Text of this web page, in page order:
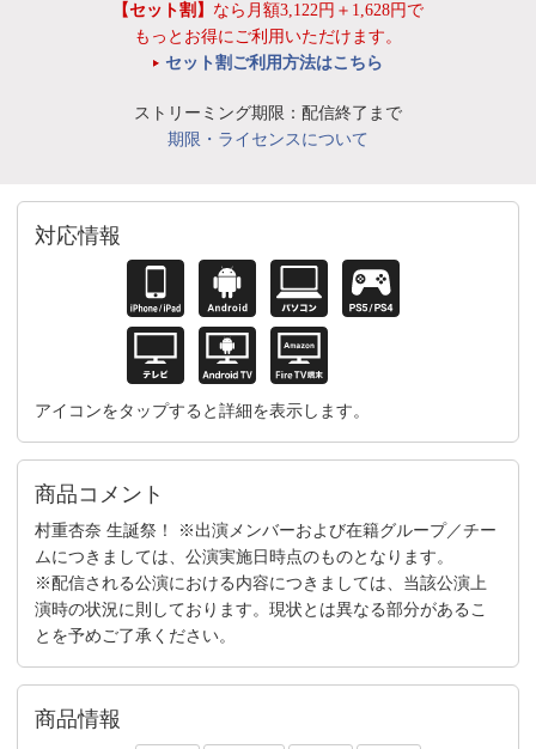
【セット割】 なら月額3,122円＋1,628円で
もっとお得にご利用いただけます。
セット割ご利用方法はこちら
ストリーミング期限：配信終了まで
期限・ライセンスについて
対応情報
アイコンをタップすると詳細を表示します。
商品コメント
村重杏奈 生誕祭！ ※出演メンバーおよび在籍グループ／チー
ムにつきましては、公演実施日時点のものとなります。
※配信される公演における内容につきましては、当該公演上
演時の状況に則しております。現状とは異なる部分があるこ
とを予めご了承ください。
商品情報